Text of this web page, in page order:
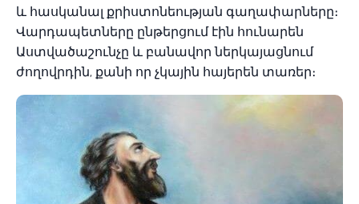
և հասկանալ քրիստոնեության գաղափարները։
Վարդապետները ընթերցում էին հունարեն
Աստվածաշունչը և բանավոր ներկայացնում
ժողովրդին, քանի որ չկային հայերեն տառեր։